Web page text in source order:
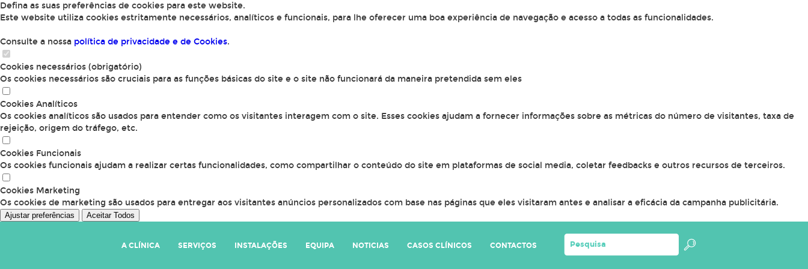
Defina as suas preferências de cookies para este website.
Este website utiliza cookies estritamente necessários, analíticos e funcionais, para lhe oferecer uma boa experiência de navegação e acesso a todas as funcionalidades.
Consulte a nossa política de privacidade e de Cookies.
Cookies necessários (obrigatório)
Os cookies necessários são cruciais para as funções básicas do site e o site não funcionará da maneira pretendida sem eles
Cookies Analíticos
Os cookies analíticos são usados para entender como os visitantes interagem com o site. Esses cookies ajudam a fornecer informações sobre as métricas do número de visitantes, taxa de
rejeição, origem do tráfego, etc.
Cookies Funcionais
Os cookies funcionais ajudam a realizar certas funcionalidades, como compartilhar o conteúdo do site em plataformas de social media, coletar feedbacks e outros recursos de terceiros.
Cookies Marketing
Os cookies de marketing são usados para entregar aos visitantes anúncios personalizados com base nas páginas que eles visitaram antes e analisar a eficácia da campanha publicitária.
Ajustar preferências Aceitar Todos
A CLÍNICA SERVIÇOS INSTALAÇÕES EQUIPA NOTICIAS CASOS CLÍNICOS CONTACTOS